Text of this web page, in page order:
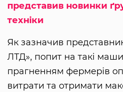
представив новинки
техніки
Як зазначив
ЛТД», попит на такі
прагненням фермерів
витрати та отримати